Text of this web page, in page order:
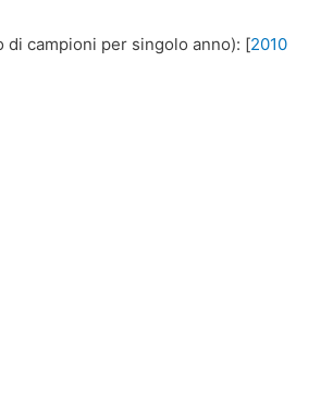
campioni per singolo anno): [2010